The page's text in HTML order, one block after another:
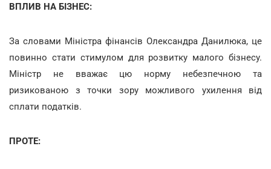
ВПЛИВ НА БІЗНЕС:
За словами Міністра фінансів Олександра Данилюка, це
повинно стати стимулом для розвитку малого бізнесу.
Міністр не вважає цю норму небезпечною та
ризикованою з точки зору можливого ухилення від
сплати податків.
ПРОТЕ: